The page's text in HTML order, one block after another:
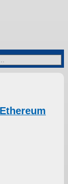
Ethereum